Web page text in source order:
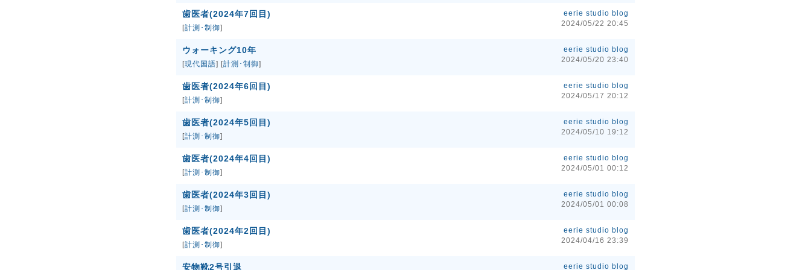
歯医者(2024年7回目)
[計測･制御]
eerie studio blog
2024/05/22 20:45
ウォーキング10年
[現代国語] [計測･制御]
eerie studio blog
2024/05/20 23:40
歯医者(2024年6回目)
[計測･制御]
eerie studio blog
2024/05/17 20:12
歯医者(2024年5回目)
[計測･制御]
eerie studio blog
2024/05/10 19:12
歯医者(2024年4回目)
[計測･制御]
eerie studio blog
2024/05/01 00:12
歯医者(2024年3回目)
[計測･制御]
eerie studio blog
2024/05/01 00:08
歯医者(2024年2回目)
[計測･制御]
eerie studio blog
2024/04/16 23:39
安物靴2号引退
eerie studio blog